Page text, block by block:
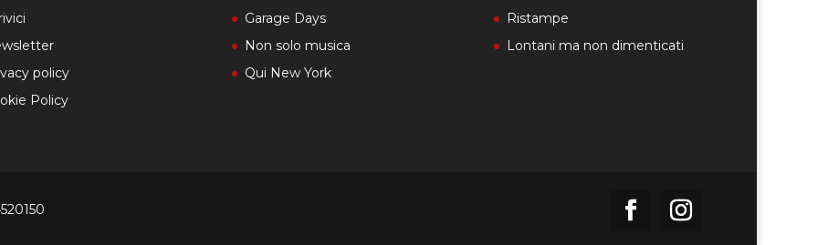
policy
Policy
Garage Days
Non solo musica
Qui New York
Ristampe
Lontani ma non dimenticati